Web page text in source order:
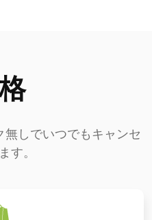
しでいつでもキャンセ
す。